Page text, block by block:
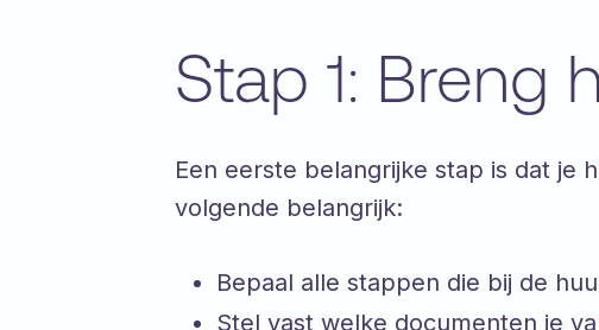
Stap 1: Breng
Een eerste belangrijke stap is dat je
volgende belangrijk:
Bepaal alle stappen die bij de
Stel vast welke documenten je